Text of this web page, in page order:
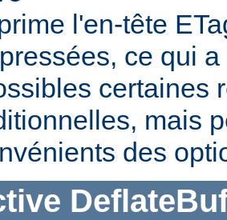
l'en-tête
ce qui
certaines
mais
des